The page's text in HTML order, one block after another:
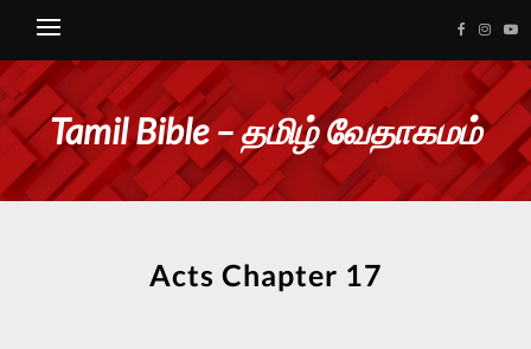
Tamil Bible – தமிழ் வேதாகமம்
Acts Chapter 17